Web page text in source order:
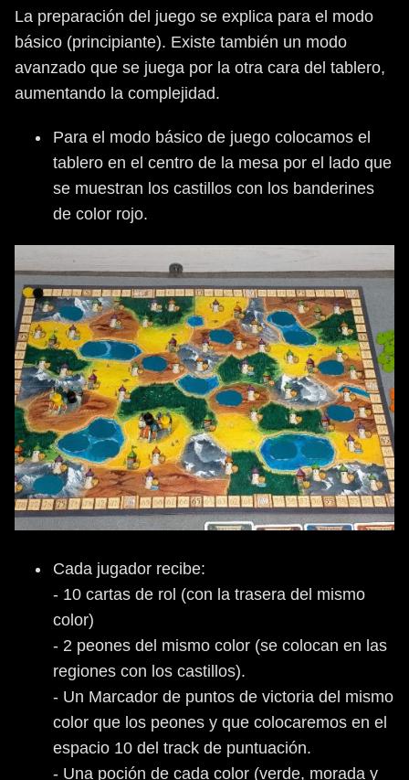
La preparación del juego se explica para el modo
básico (principiante). Existe también un modo
avanzado que se juega por la otra cara del tablero,
aumentando la complejidad.
Para el modo básico de juego colocamos el
tablero en el centro de la mesa por el lado que
se muestran los castillos con los banderines
de color rojo.
Cada jugador recibe:
- 10 cartas de rol (con la trasera del mismo
color)
- 2 peones del mismo color (se colocan en las
regiones con los castillos).
- Un Marcador de puntos de victoria del mismo
color que los peones y que colocaremos en el
espacio 10 del track de puntuación.
- Una poción de cada color (verde, morada y